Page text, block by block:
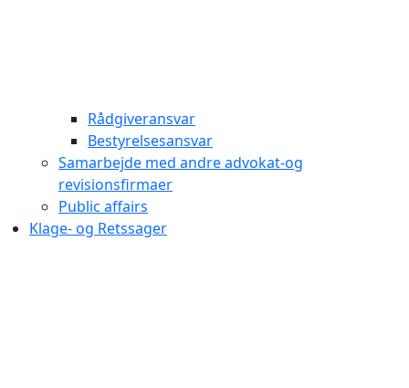
Rådgiveransvar
Bestyrelsesansvar
Samarbejde med andre advokat-og
revisionsfirmaer
Public affairs
Klage- og Retssager